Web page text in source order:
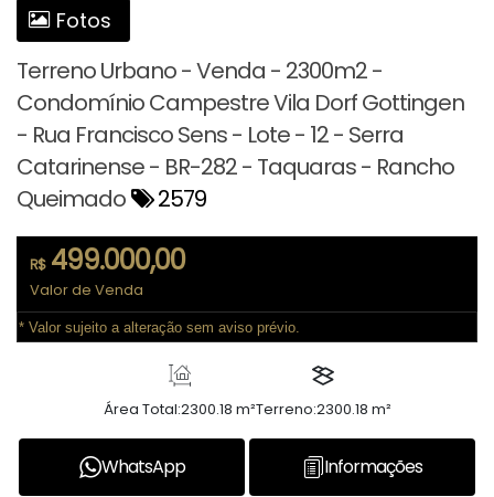
Fotos
Terreno Urbano - Venda - 2300m2 -
Condomínio Campestre Vila Dorf Gottingen
- Rua Francisco Sens - Lote - 12 - Serra
Catarinense - BR-282 - Taquaras - Rancho
Queimado
2579
R$499.000,00
Valor de Venda
* Valor sujeito a alteração sem aviso prévio.
Área Total:2300.18 m²Terreno:2300.18 m²
WhatsApp Informações